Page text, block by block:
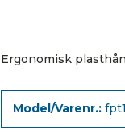
Ergonomisk
Model/Varenr.: